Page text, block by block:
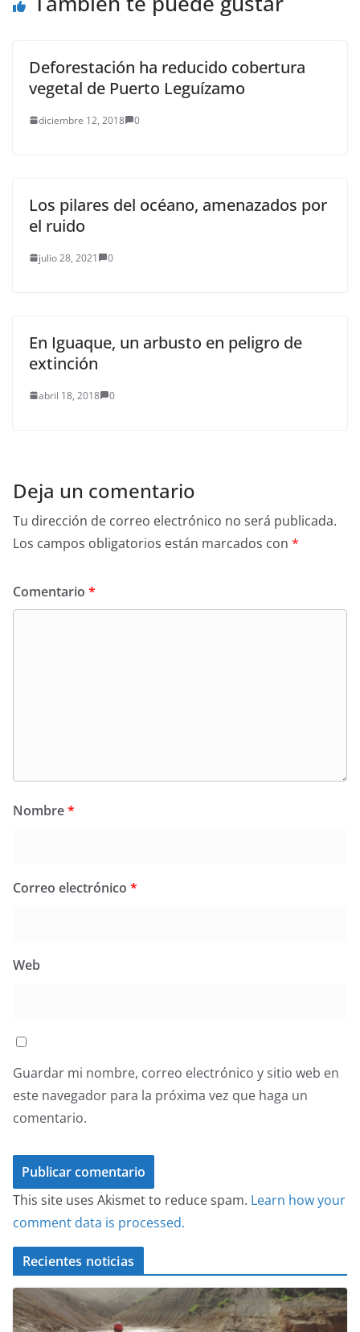
Deforestación ha reducido cobertura
vegetal de Puerto Leguízamo
diciembre 12, 2018 0
Los pilares del océano, amenazados por
el ruido
julio 28, 2021 0
En Iguaque, un arbusto en peligro de
extinción
abril 18, 2018 0
Deja un comentario
Tu dirección de correo electrónico no será publicada.
Los campos obligatorios están marcados con *
Comentario *
Nombre*
Correo electrónico *
Web
Guardar mi nombre, correo electrónico y sitio web en
este navegador para la próxima vez que haga un
comentario.
This site uses Akismet to reduce spam. Learn how your
comment data is processed.
Recientes noticias